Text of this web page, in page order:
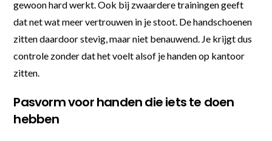
gewoon hard werkt. Ook bij zwaardere trainingen geeft
dat net wat meer vertrouwen in je stoot. De handschoenen
zitten daardoor stevig, maar niet benauwend. Je krijgt dus
controle zonder dat het voelt alsof je handen op kantoor
zitten.
Pasvorm voor handen die iets te doen
hebben